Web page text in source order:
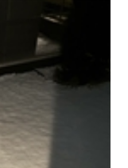
めてことわざ・四字
が...